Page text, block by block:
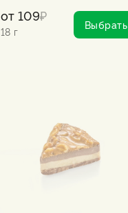
от109₽
18 г
Выбрать